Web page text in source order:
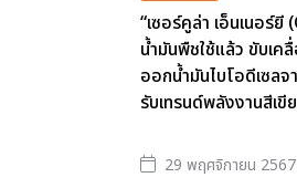
“เซอร์คูล่า เอ็นเนอร์ยี
น้ำมันพืชใช้แล้ว ขับเค
ออกน้ำมันไบโอดีเซล
รับเทรนด์พลังงานสีเขี
29 พฤศจิกายน 2567